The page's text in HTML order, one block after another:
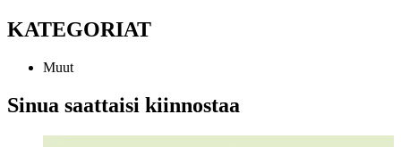
KATEGORIAT
Muut
Sinua saattaisi kiinnostaa